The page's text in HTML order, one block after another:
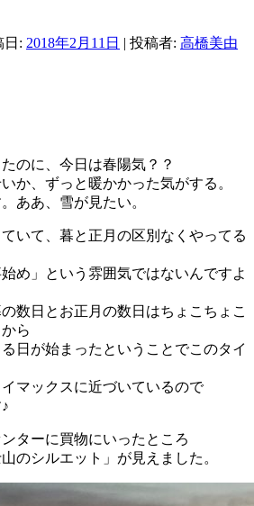
日: 2018年2月11日 | 投稿者: 高橋美由
のに、今日は春陽気？？
か、ずっと暖かかった気がする。
ああ、雪が見たい。
いて、暮と正月の区別なくやってる
め」という雰囲気ではないんですよ
数日とお正月の数日はちょこちょこ
ら
日が始まったということでこのタイ
マックスに近づいているので
ターに買物にいったところ
のシルエット」が見えました。